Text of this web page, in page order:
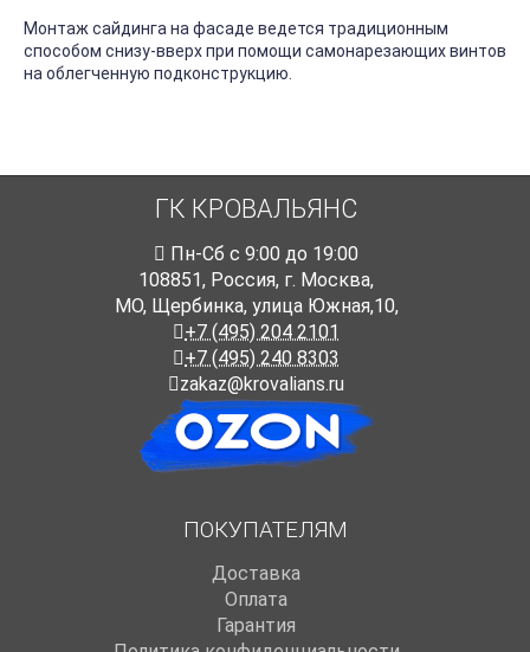
Монтаж сайдинга на фасаде ведется традиционным
способом снизу-вверх при помощи самонарезающих винтов
на облегченную подконструкцию.
ГК КРОВАЛЬЯНС
Пн-Cб с 9:00 до 19:00
108851, Россия, г. Москва,
МО, Щербинка, улица Южная,10,
+7 (495) 204 2101
+7 (495) 240 8303
zakaz@krovalians.ru
ПОКУПАТЕЛЯМ
Доставка
Оплата
Гарантия